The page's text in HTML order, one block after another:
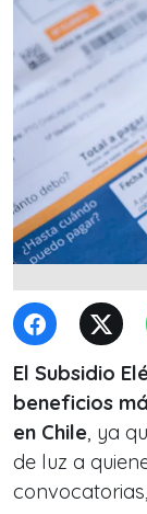
El Subsidio
beneficios
en Chile, ya
de luz a